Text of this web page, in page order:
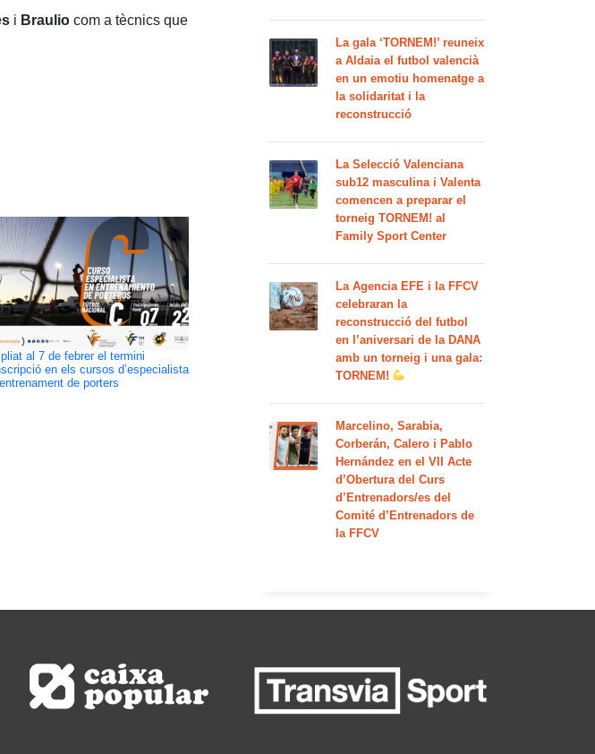
i Braulio com a tècnics que
al 7 de febrer el termini
en els cursos d’especialista
de porters
La gala ‘TORNEM!’ reuneix
a Aldaia el futbol valencià
en un emotiu homenatge a
la solidaritat i la
reconstrucció
La Selecció Valenciana
sub12 masculina i Valenta
comencen a preparar el
torneig TORNEM! al
Family Sport Center
La Agencia EFE i la FFCV
celebraran la
reconstrucció del futbol
en l’aniversari de la DANA
amb un torneig i una gala:
TORNEM!
Marcelino, Sarabia,
Corberán, Calero i Pablo
Hernández en el VII Acte
d’Obertura del Curs
d’Entrenadors/es del
Comité d’Entrenadors de
la FFCV